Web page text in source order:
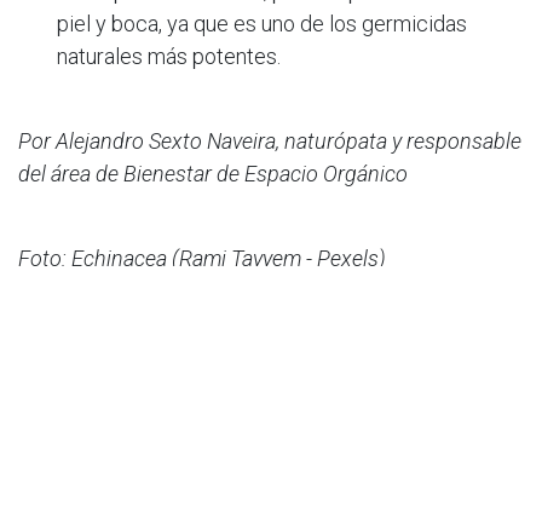
piel y boca, ya que es uno de los germicidas
naturales más potentes.
Por Alejandro Sexto Naveira, naturópata y responsable
del área de Bienestar de Espacio Orgánico
Foto: Echinacea (Rami Tayyem - Pexels)